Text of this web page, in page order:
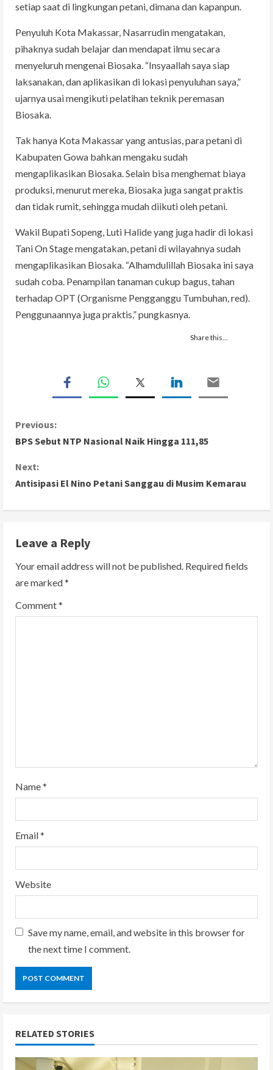
setiap saat di lingkungan petani, dimana dan kapanpun.
Penyuluh Kota Makassar, Nasarrudin mengatakan,
pihaknya sudah belajar dan mendapat ilmu secara
menyeluruh mengenai Biosaka. “Insyaallah saya siap
laksanakan, dan aplikasikan di lokasi penyuluhan saya,”
ujarnya usai mengikuti pelatihan teknik peremasan
Biosaka.
Tak hanya Kota Makassar yang antusias, para petani di
Kabupaten Gowa bahkan mengaku sudah
mengaplikasikan Biosaka. Selain bisa menghemat biaya
produksi, menurut mereka, Biosaka juga sangat praktis
dan tidak rumit, sehingga mudah diikuti oleh petani.
Wakil Bupati Sopeng, Luti Halide yang juga hadir di lokasi
Tani On Stage mengatakan, petani di wilayahnya sudah
mengaplikasikan Biosaka. “Alhamdulillah Biosaka ini saya
sudah coba. Penampilan tanaman cukup bagus, tahan
terhadap OPT (Organisme Pengganggu Tumbuhan, red).
Penggunaannya juga praktis,” pungkasnya.
Share this…
C
n
t
u
e
n
g
Previous:
BPS Sebut NTP Nasional Naik Hingga 111,85
Next:
Antisipasi El Nino Petani Sanggau di Musim Kemarau
Leave a Reply
Your email address will not be published. Required fields
are marked*
Comment*
Name*
Email*
Website
Save my name, email, and website in this browser for
the next time I comment.
RELATED STORIES